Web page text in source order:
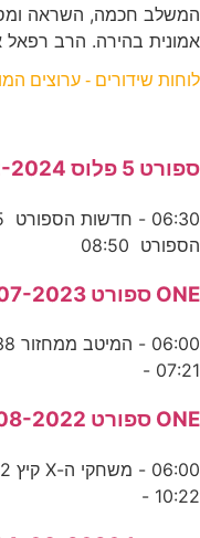
המשלב חכמה, השראה
אמונית בהירה. הרב רפאל אוחיון
לוחות שידורים - ערוצים
ספורט 5 פלוס 27-02-2024
הספורט 08:50
ONE ספורט 02-07-2023
07:21 -
ONE ספורט 06-08-2022
10:22 -